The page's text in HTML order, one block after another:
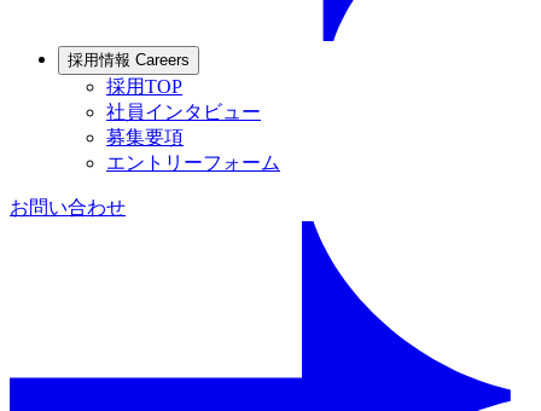
採用情報 Careers
採用TOP
社員インタビュー
募集要項
エントリーフォーム
お問い合わせ